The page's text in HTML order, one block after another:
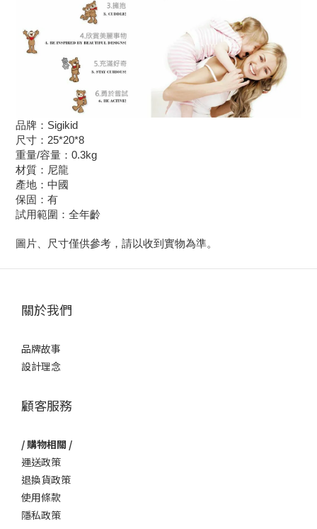
品牌：Sigikid
尺寸：25*20*8
重量/容量：0.3kg
材質：尼龍
產地：中國
保固：有
試用範圍：全年齡
圖片、尺寸僅供參考，請以收到實物為準。
關於我們
品牌故事
設計理念
顧客服務
/ 購物相關 /
運送政策
退換貨政策
使用條款
隱私政策